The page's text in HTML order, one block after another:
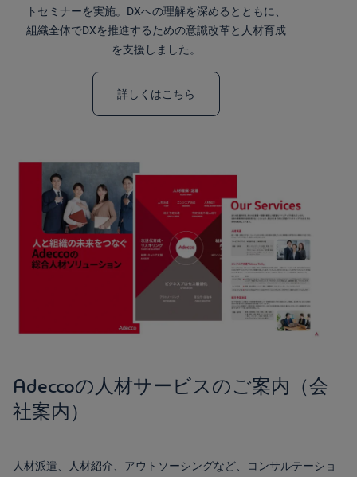
トセミナーを実施。DXへの理解を深めるとともに、
組織全体でDXを推進するための意識改革と人材育成
を支援しました。
詳しくはこちら
Adeccoの人材サービスのご案内（会
社案内）
人材派遣、人材紹介、アウトソーシングなど、コンサルテーショ